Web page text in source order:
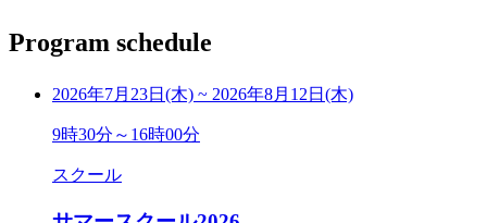
Program schedule
2026年7月23日(木) ~ 2026年8月12日(木)
9時30分～16時00分
スクール